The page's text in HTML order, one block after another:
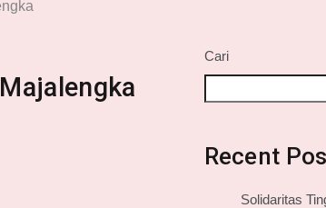
Cari
Recent
Solidaritas